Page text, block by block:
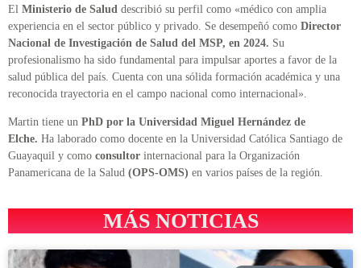
El Ministerio de Salud describió su perfil como «médico con amplia
experiencia en el sector público y privado. Se desempeñó como Director
Nacional de Investigación de Salud del MSP, en 2024. Su
profesionalismo ha sido fundamental para impulsar aportes a favor de la
salud pública del país. Cuenta con una sólida formación académica y una
reconocida trayectoria en el campo nacional como internacional».
Martin tiene un PhD por la Universidad Miguel Hernández de
Elche. Ha laborado como docente en la Universidad Católica Santiago de
Guayaquil y como consultor internacional para la Organización
Panamericana de la Salud (OPS-OMS) en varios países de la región.
MÁS NOTICIAS